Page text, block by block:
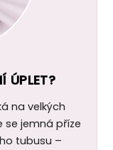
ÚPLET?
na velkých
se jemná příze
tubusu –